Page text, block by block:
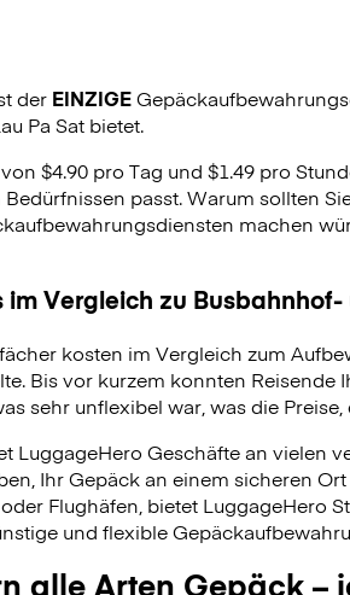
der EINZIGE
Pa Sat bietet.
$4.90 pro Tag und $1.49 pro
passt. Warum sollten
machen
im Vergleich zu
kosten im Vergleich zum
Bis vor kurzem konnten
sehr unflexibel war, was die
LuggageHero Geschäfte an vielen
Ihr Gepäck an einem sicheren
Flughäfen, bietet LuggageHero
und flexible
alle Arten Gepäck –